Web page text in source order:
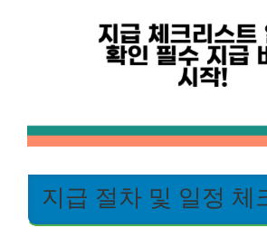
지급 절차 및 일정 체